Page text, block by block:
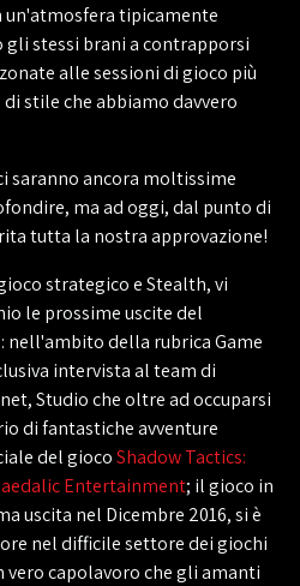
tipicamente
stessi brani a contrapporsi
alle sessioni di gioco più
stile che abbiamo davvero
saranno ancora moltissime
ma ad oggi, dal punto di
tutta la nostra approvazione!
strategico e Stealth, vi
le prossime uscite del
: nell'ambito della rubrica Game
intervista al team di
Studio che oltre ad occuparsi
di fantastiche avventure
del giocoShadow Tactics:
Entertainment; il gioco in
uscita nel Dicembre 2016, si è
nel difficile settore dei giochi
vero capolavoro che gli amanti